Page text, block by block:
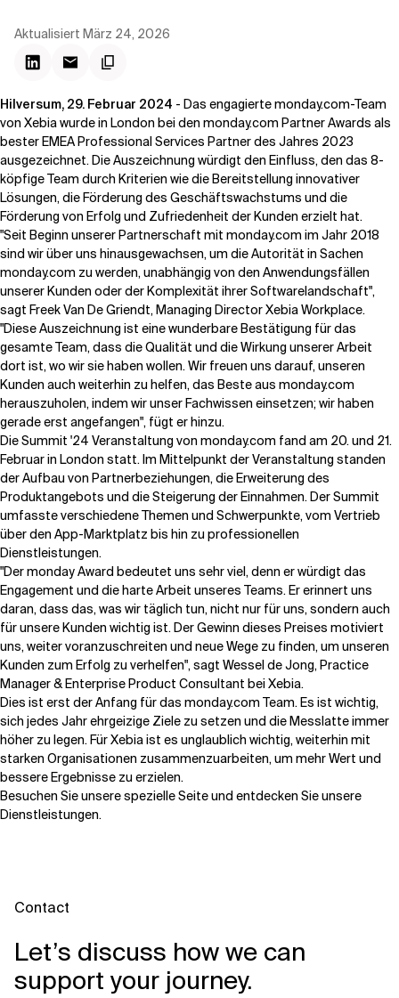
Verwandte Themen
Aktualisiert März 24, 2026
Hilversum, 29. Februar 2024 - Das engagierte monday.com-Team
von Xebia wurde in London bei den monday.com Partner Awards als
bester EMEA Professional Services Partner des Jahres 2023
ausgezeichnet. Die Auszeichnung würdigt den Einfluss, den das 8-
köpfige Team durch Kriterien wie die Bereitstellung innovativer
Lösungen, die Förderung des Geschäftswachstums und die
Förderung von Erfolg und Zufriedenheit der Kunden erzielt hat.
"Seit Beginn unserer Partnerschaft mit monday.com im Jahr 2018
sind wir über uns hinausgewachsen, um die Autorität in Sachen
monday.com zu werden, unabhängig von den Anwendungsfällen
unserer Kunden oder der Komplexität ihrer Softwarelandschaft",
sagt Freek Van De Griendt, Managing Director Xebia Workplace.
"Diese Auszeichnung ist eine wunderbare Bestätigung für das
gesamte Team, dass die Qualität und die Wirkung unserer Arbeit
dort ist, wo wir sie haben wollen. Wir freuen uns darauf, unseren
Kunden auch weiterhin zu helfen, das Beste aus monday.com
herauszuholen, indem wir unser Fachwissen einsetzen; wir haben
gerade erst angefangen", fügt er hinzu.
Die Summit '24 Veranstaltung von monday.com fand am 20. und 21.
Februar in London statt. Im Mittelpunkt der Veranstaltung standen
der Aufbau von Partnerbeziehungen, die Erweiterung des
Produktangebots und die Steigerung der Einnahmen. Der Summit
umfasste verschiedene Themen und Schwerpunkte, vom Vertrieb
über den App-Marktplatz bis hin zu professionellen
Dienstleistungen.
"Der monday Award bedeutet uns sehr viel, denn er würdigt das
Engagement und die harte Arbeit unseres Teams. Er erinnert uns
daran, dass das, was wir täglich tun, nicht nur für uns, sondern auch
für unsere Kunden wichtig ist. Der Gewinn dieses Preises motiviert
uns, weiter voranzuschreiten und neue Wege zu finden, um unseren
Kunden zum Erfolg zu verhelfen", sagt Wessel de Jong, Practice
Manager & Enterprise Product Consultant bei Xebia.
Dies ist erst der Anfang für das monday.com Team. Es ist wichtig,
sich jedes Jahr ehrgeizige Ziele zu setzen und die Messlatte immer
höher zu legen. Für Xebia ist es unglaublich wichtig, weiterhin mit
starken Organisationen zusammenzuarbeiten, um mehr Wert und
bessere Ergebnisse zu erzielen.
Besuchen Sie unsere spezielle Seite und entdecken Sie unsere
Dienstleistungen.
Contact
Let’s discuss how we can
support your journey.